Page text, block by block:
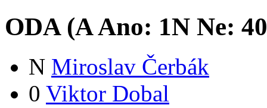
ODA (AAno: 1N Ne: 40
N Miroslav Čerbák
0 Viktor Dobal